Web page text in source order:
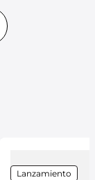
Lanzamiento